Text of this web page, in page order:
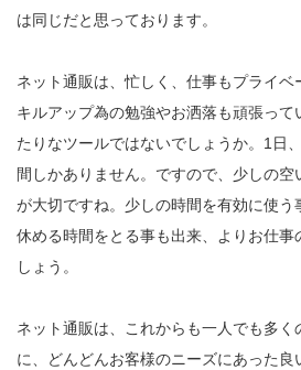
は同じだと思っております。
ネット通販は、忙しく、仕事もプライベ
キルアップ為の勉強やお洒落も頑張って
たりなツールではないでしょうか。1日
間しかありません。ですので、少しの
が大切ですね。少しの時間を有効に使う
休める時間をとる事も出来、よりお仕
しょう。
ネット通販は、これからも一人でも多く
に、どんどんお客様のニーズにあった良